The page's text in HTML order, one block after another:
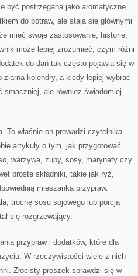
być postrzegana jako aromatyczne
do potraw, ale stają się głównymi
mieć swoje zastosowanie, historię,
może lepiej zrozumieć, czym różni
do dań tak często pojawia się w
kolendry, a kiedy lepiej wybrać
smaczniej, ale również świadomiej
To właśnie on prowadzi czytelnika
artykuły o tym, jak przygotować
warzywa, zupy, sosy, marynaty czy
proste składniki, takie jak ryż,
mieszanką przypraw.
trochę sosu sojowego lub porcja
się rozgrzewający.
przypraw i dodatków, które dla
W rzeczywistości wiele z nich
Złocisty proszek sprawdzi się w